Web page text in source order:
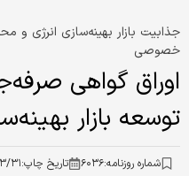
جذابیت بازار بهینه‏‏‌سازی انرژی و
خصوصی
اوراق گواهی
توسعه بازار
شماره روزنامه:۶۰۳۶ تاریخ چاپ: